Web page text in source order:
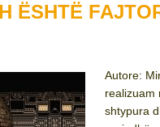
ËSHTË
Autore:
realizuam
shtypura